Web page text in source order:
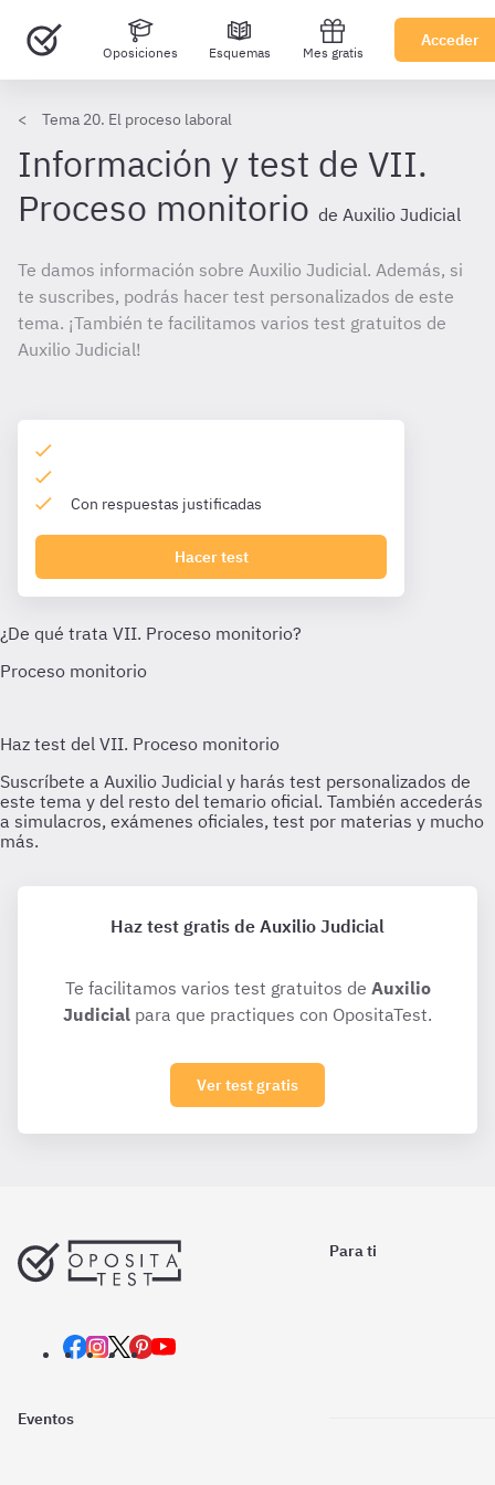
Oposiciones Esquemas Mes gratis
Acceder
Tema 20. El proceso laboral
Información y test de VII.
Proceso monitorio de Auxilio Judicial
Te damos información sobre Auxilio Judicial. Además, si
te suscribes, podrás hacer test personalizados de este
tema. ¡También te facilitamos varios test gratuitos de
Auxilio Judicial!
Con respuestas justificadas
Hacer test
Haz test gratis de Auxilio Judicial
Te facilitamos varios test gratuitos de Auxilio
Judicial para que practiques con OpositaTest.
Ver test gratis
Para ti
Eventos